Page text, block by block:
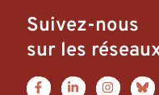
Suivez-nous
sur les